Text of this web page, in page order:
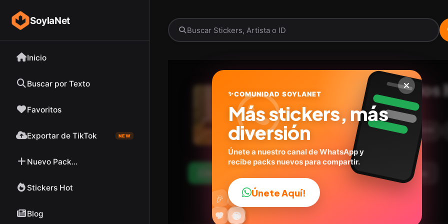
SoylaNet
Inicio
Buscar por Texto
Favoritos
Exportar de TikTok NEW
Nuevo Pack...
Stickers Hot
Blog
Free fire. | @ocenferios
soylanet.com
10stickers Expresiones
Agregar a favoritos
😎
😂
🔥
💬
❤️ ✨
🤩
😜
🎉 👍
✨COMUNIDAD SOYLANET
Más stickers, más
diversión
Únete a nuestro canal de WhatsApp y
recibe packs nuevos para compartir.
Únete Aquí!